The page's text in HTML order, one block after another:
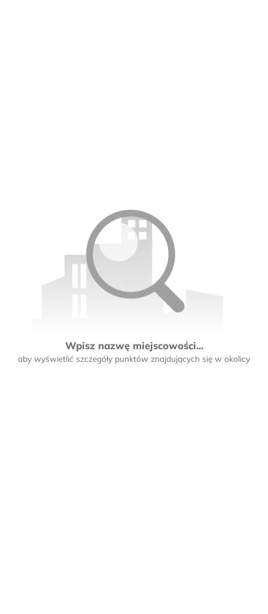
Wpisz nazwę miejscowości...
aby wyświetlić szczegóły punktów znajdujących się w okolicy